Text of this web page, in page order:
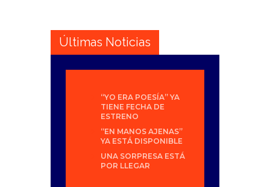
Últimas Noticias
“YO ERA POESÍA” YA
TIENE FECHA DE
ESTRENO
“EN MANOS AJENAS”
YA ESTÁ DISPONIBLE
UNA SORPRESA ESTÁ
POR LLEGAR